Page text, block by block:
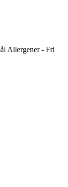
Allergener - Fri